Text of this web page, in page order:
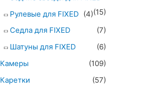
(15)
Рулевые для FIXED (4)
Седла для FIXED
(7)
Шатуны для FIXED
(6)
Камеры
(109)
Каретки
(57)